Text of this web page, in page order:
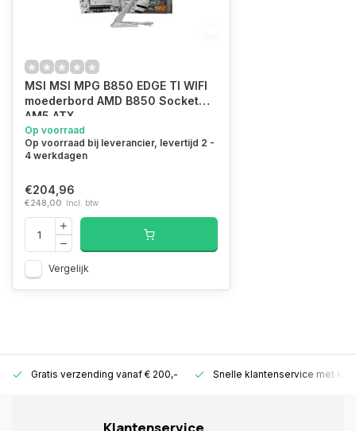
MSI MSI MPG B850 EDGE TI WIFI
moederbord AMD B850 Socket
AM5 ATX
Op voorraad
Op voorraad bij leverancier, levertijd 2 -
4 werkdagen
€204,96
€248,00 Incl. btw
Vergelijk
Gratis verzending vanaf € 200,- Snelle klantenservice met